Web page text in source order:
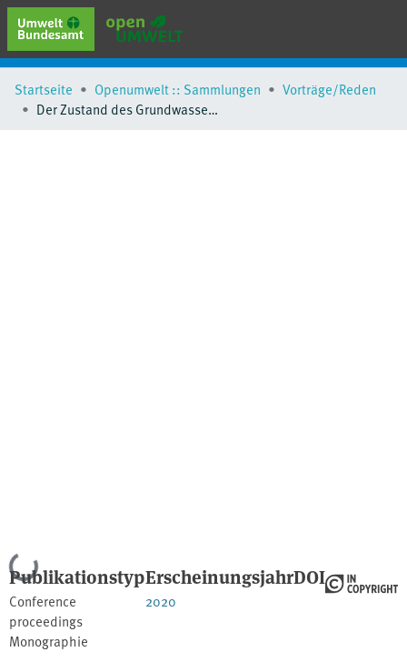
erweiterte Suche
Browse
Startseite Openumwelt :: Sammlungen
Vorträge/Reden
Der Zustand des Grundwassers in Deutschland - Aktuelle Herausforderungen
Lade...
Publikationstyp
Conference
proceedings
Monographie
Erscheinungsjahr
2020
DOI